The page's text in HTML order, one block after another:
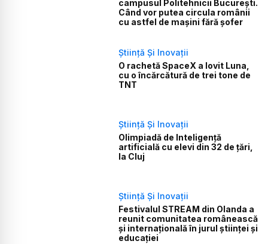
campusul Politehnicii București.
Când vor putea circula românii
cu astfel de mașini fără șofer
Știință Și Inovații
O rachetă SpaceX a lovit Luna,
cu o încărcătură de trei tone de
TNT
Știință Și Inovații
Olimpiadă de Inteligență
artificială cu elevi din 32 de țări,
la Cluj
Știință Și Inovații
Festivalul STREAM din Olanda a
reunit comunitatea românească
și internațională în jurul științei și
educației